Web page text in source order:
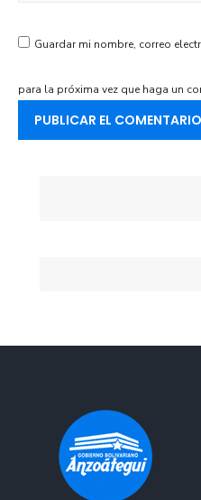
Guardar mi nombre, correo
para la próxima vez que haga un